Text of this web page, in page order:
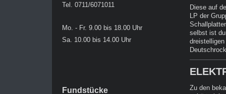
Diese auf
LP der
selbst ist
Zu den
Tel. 0711/6071011
Mo. - Fr. 9.00 bis 18.00 Uhr
Sa. 10.00 bis 14.00 Uhr
Fundstücke